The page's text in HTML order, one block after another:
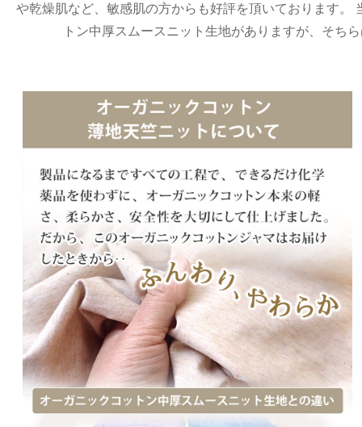
や乾燥肌など、敏感肌の方からも好評を頂いております。
トン中厚スムースニット生地がありますが、そち